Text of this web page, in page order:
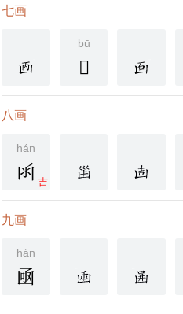
七画
bū
𠚉
八画
hán
吉
函
九画
hán
凾